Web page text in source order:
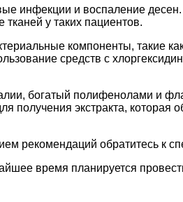
инфекции и воспаление
у таких пациентов.
компоненты, такие
средств с
богатый полифенолами и
получения экстракта, которая
рекомендаций обратитесь к
время планируется